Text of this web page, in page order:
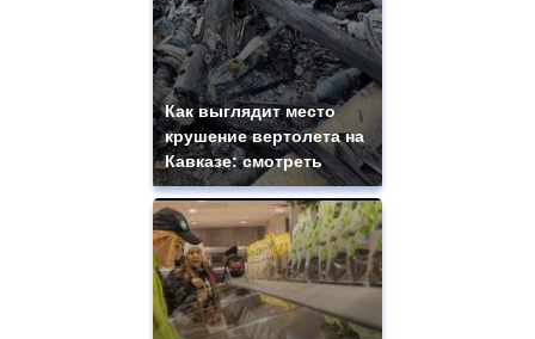
Как выглядит место
крушение вертолета на
Кавказе: смотреть